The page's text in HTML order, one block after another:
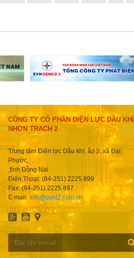
CÔNG TY CỔ PHẦN ĐIỆN LỰC DẦU KHÍ
NHƠN TRẠCH 2
Trung tâm Điện lực Dầu khí, ấp 3, xã Đại
Phước,
,tỉnh Đồng Nai.
Điện Thoại: (84-251) 2225 899
Fax: (84-251) 2225 897
E-mail: info@pvnt2.com.vn